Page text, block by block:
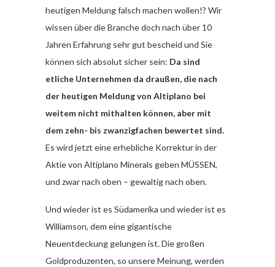
heutigen Meldung falsch machen wollen!? Wir
wissen über die Branche doch nach über 10
Jahren Erfahrung sehr gut bescheid und Sie
können sich absolut sicher sein: Da sind
etliche Unternehmen da draußen, die nach
der heutigen Meldung von Altiplano bei
weitem nicht mithalten können, aber mit
dem zehn- bis zwanzigfachen bewertet sind.
Es wird jetzt eine erhebliche Korrektur in der
Aktie von Altiplano Minerals geben MÜSSEN,
und zwar nach oben – gewaltig nach oben.
Und wieder ist es Südamerika und wieder ist es
Williamson, dem eine gigantische
Neuentdeckung gelungen ist. Die großen
Goldproduzenten, so unsere Meinung, werden